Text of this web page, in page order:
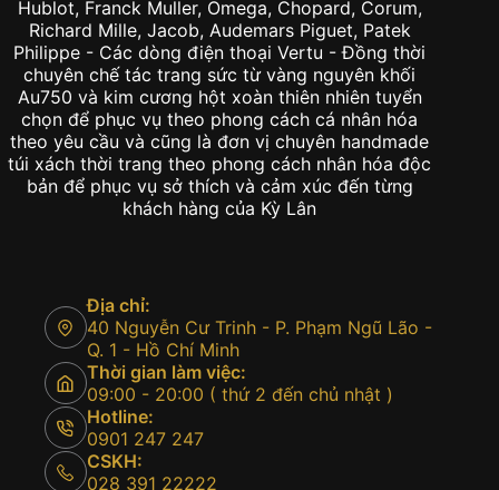
Hublot, Franck Muller, Omega, Chopard, Corum,
Richard Mille, Jacob, Audemars Piguet, Patek
Philippe - Các dòng điện thoại Vertu - Đồng thời
chuyên chế tác trang sức từ vàng nguyên khối
Au750 và kim cương hột xoàn thiên nhiên tuyển
chọn để phục vụ theo phong cách cá nhân hóa
theo yêu cầu và cũng là đơn vị chuyên handmade
túi xách thời trang theo phong cách nhân hóa độc
bản để phục vụ sở thích và cảm xúc đến từng
khách hàng của Kỳ Lân
Địa chỉ:
40 Nguyễn Cư Trinh - P. Phạm Ngũ Lão -
Q. 1 - Hồ Chí Minh
Thời gian làm việc:
09:00 - 20:00 ( thứ 2 đến chủ nhật )
Hotline:
0901 247 247
CSKH:
028 391 22222